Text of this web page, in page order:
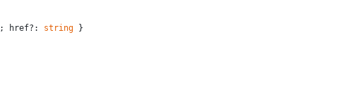
; href?: string }